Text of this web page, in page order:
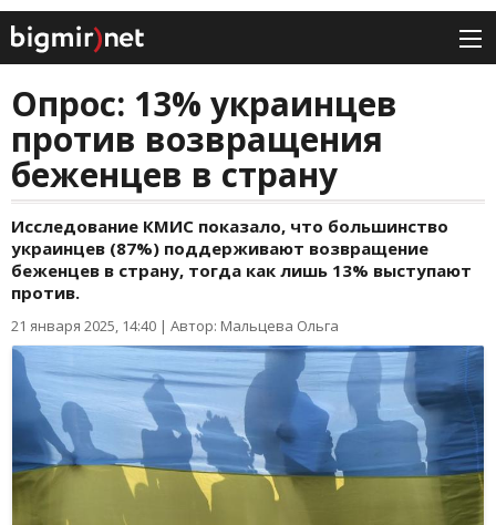
Опрос: 13% украинцев
против возвращения
беженцев в страну
Исследование КМИС показало, что большинство
украинцев (87%) поддерживают возвращение
беженцев в страну, тогда как лишь 13% выступают
против.
21 января 2025, 14:40 | Автор: Мальцева Ольга